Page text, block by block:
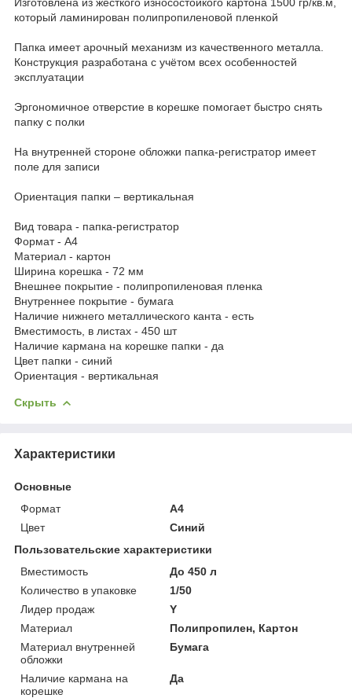
который ламинирован полипропиленовой пленкой
Папка имеет арочный механизм из качественного металла.
Конструкция разработана с учётом всех особенностей
эксплуатации
Эргономичное отверстие в корешке помогает быстро снять
папку с полки
На внутренней стороне обложки папка-регистратор имеет
поле для записи
Ориентация папки – вертикальная
Вид товара - папка-регистратор
Формат - А4
Материал - картон
Ширина корешка - 72 мм
Внешнее покрытие - полипропиленовая пленка
Внутреннее покрытие - бумага
Наличие нижнего металлического канта - есть
Вместимость, в листах - 450 шт
Наличие кармана на корешке папки - да
Цвет папки - синий
Ориентация - вертикальная
Скрыть
Характеристики
Основные
Формат
A4
Цвет
Синий
Пользовательские характеристики
Вместимость
До 450 л
Количество в упаковке
1/50
Лидер продаж
Y
Материал
Полипропилен, Картон
Материал внутренней
обложки
Бумага
Наличие кармана на
корешке
Да